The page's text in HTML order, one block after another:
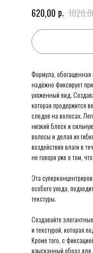
620,00 р.
Формула,
надёжно фиксирует
ухоженный вид.
которая продержится
следов на волосах.
низкий блеск и
волосы и делая их
воздействия влаги в
не говоря уже о том,
Эта
особого ухода,
текстуры.
Создавайте
и текстурой, которая
Кроме того, с
изысканный образ